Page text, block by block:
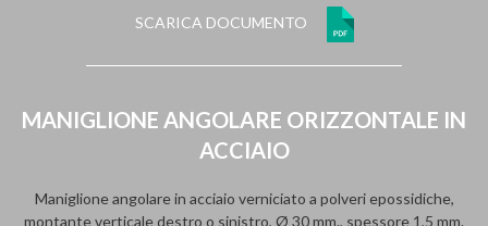
MANIGLIONE ANGOLARE ORIZZONTALE IN
ACCIAIO
Maniglione angolare in acciaio verniciato a polveri epossidiche,
montante verticale destro o sinistro, Ø 30 mm., spessore 1,5 mm.
SCARICA DOCUMENTO